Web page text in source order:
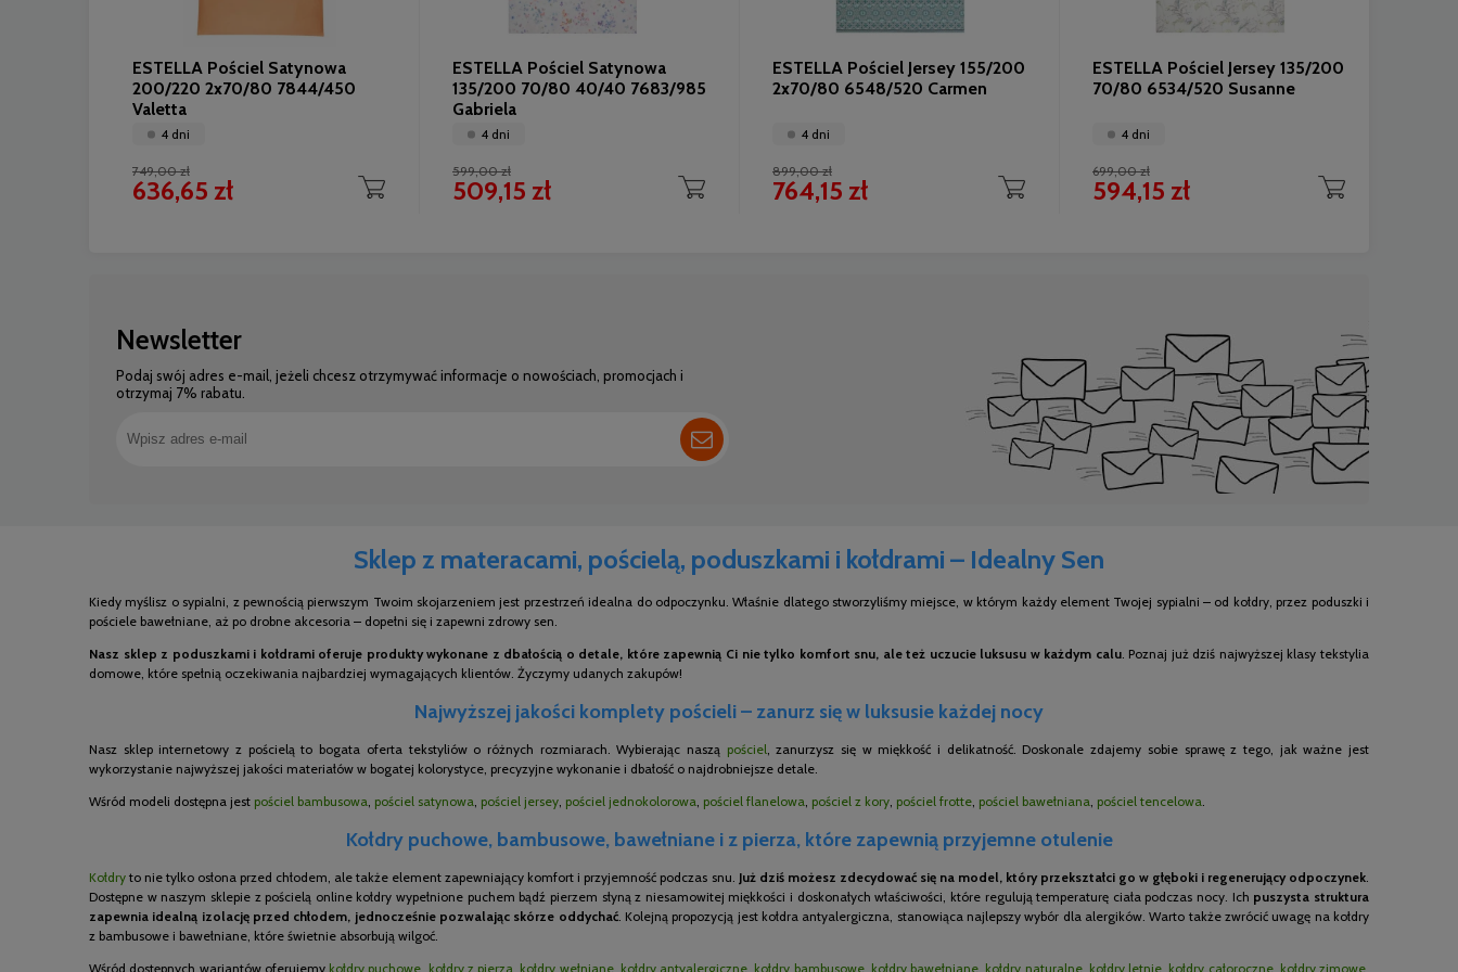
ESTELLA Pościel Satynowa
200/220 2x70/80 7844/450
Valetta
4 dni
749,00 zł
636,65 zł
ESTELLA Pościel Satynowa
135/200 70/80 40/40 7683/985
Gabriela
4 dni
599,00 zł
509,15 zł
ESTELLA Pościel Jersey 155/200
2x70/80 6548/520 Carmen
4 dni
899,00 zł
764,15 zł
ESTELLA Pościel Jersey 135/200
70/80 6534/520 Susanne
4 dni
699,00 zł
594,15 zł
Newsletter
Podaj swój adres e-mail, jeżeli chcesz otrzymywać informacje o nowościach, promocjach i
otrzymaj 7% rabatu.
Sklep z materacami, pościelą, poduszkami i kołdrami – Idealny Sen
Kiedy myślisz o sypialni, z pewnością pierwszym Twoim skojarzeniem jest przestrzeń idealna do odpoczynku. Właśnie dlatego stworzyliśmy miejsce, w którym każdy element Twojej sypialni – od kołdry, przez poduszki i
pościele bawełniane, aż po drobne akcesoria – dopełni się i zapewni zdrowy sen.
Nasz sklep z poduszkami i kołdrami oferuje produkty wykonane z dbałością o detale, które zapewnią Ci nie tylko komfort snu, ale też uczucie luksusu w każdym calu. Poznaj już dziś najwyższej klasy tekstylia
domowe, które spełnią oczekiwania najbardziej wymagających klientów. Życzymy udanych zakupów!
Najwyższej jakości komplety pościeli – zanurz się w luksusie każdej nocy
Nasz sklep internetowy z pościelą to bogata oferta tekstyliów o różnych rozmiarach. Wybierając naszą pościel , zanurzysz się w miękkość i delikatność. Doskonale zdajemy sobie sprawę z tego, jak ważne jest
wykorzystanie najwyższej jakości materiałów w bogatej kolorystyce, precyzyjne wykonanie i dbałość o najdrobniejsze detale.
Wśród modeli dostępna jest pościel bambusowa pościel satynowa pościel jersey pościel jednokolorowa pościel flanelowa pościel z kory pościel frotte pościel bawełniana pościel tencelowa
Kołdry puchowe, bambusowe, bawełniane i z pierza, które zapewnią przyjemne otulenie
Kołdry to nie tylko osłona przed chłodem, ale także element zapewniający komfort i przyjemność podczas snu. Już dziś możesz zdecydować się na model, który przekształci go w głęboki i regenerujący odpoczynek
Dostępne w naszym sklepie z pościelą online kołdry wypełnione puchem bądź pierzem słyną z niesamowitej miękkości i doskonałych właściwości, które regulują temperaturę ciała podczas nocy. Ich puszysta struktura
zapewnia idealną izolację przed chłodem, jednocześnie pozwalając skórze oddychać. Kolejną propozycją jest kołdra antyalergiczna, stanowiąca najlepszy wybór dla alergików. Warto także zwrócić uwagę na kołdry
z bambusowe i bawełniane, które świetnie absorbują wilgoć.
Wśród dostępnych wariantów oferujemy kołdry puchowe kołdry z pierza kołdry wełniane, kołdry antyalergiczne kołdry bambusowe, kołdry bawełniane kołdry naturalne, kołdry letnie kołdry całoroczne, kołdry zimowe